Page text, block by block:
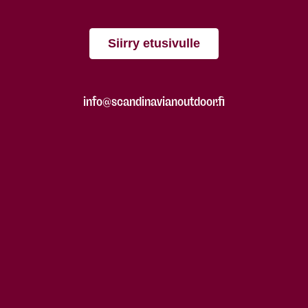
Siirry etusivulle
info@scandinavianoutdoor.fi